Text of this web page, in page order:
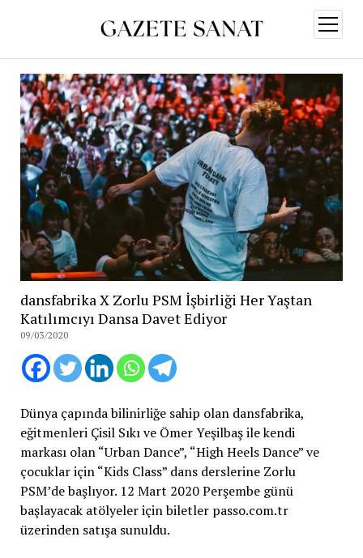
aç
dansfabrika X Zorlu PSM İşbirliği Her Yaştan
Katılımcıyı Dansa Davet Ediyor
09/03/2020
Dünya çapında bilinirliğe sahip olan dansfabrika,
eğitmenleri Çisil Sıkı ve Ömer Yeşilbaş ile kendi
markası olan “Urban Dance”, “High Heels Dance” ve
çocuklar için “Kids Class” dans derslerine Zorlu
PSM’de başlıyor. 12 Mart 2020 Perşembe günü
başlayacak atölyeler için biletler passo.com.tr
üzerinden satışa sunuldu.